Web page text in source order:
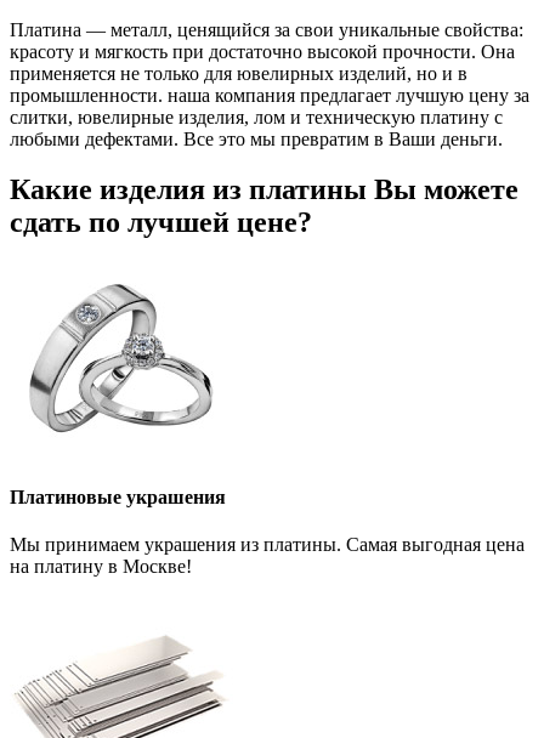
Платина — металл, ценящийся за свои уникальные свойства:
красоту и мягкость при достаточно высокой прочности. Она
применяется не только для ювелирных изделий, но и в
промышленности. наша компания предлагает лучшую цену за
слитки, ювелирные изделия, лом и техническую платину с
любыми дефектами. Все это мы превратим в Ваши деньги.
Какие изделия из платины Вы можете
сдать по лучшей цене?
Платиновые украшения
Мы принимаем украшения из платины. Самая выгодная цена
на платину в Москве!